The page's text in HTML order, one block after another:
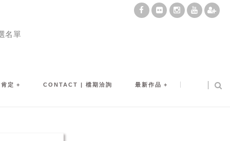
名單
定 CONTACT | 檔期洽詢 最新作品